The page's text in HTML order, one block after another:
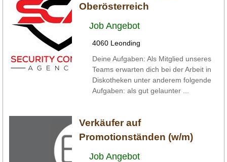
Oberösterreich
Job Angebot
4060 Leonding
Deine Aufgaben: Als Mitglied unseres
Teams erwarten dich bei der Arbeit in
Diskotheken unter anderem folgende
Aufgaben: als gut gelaunter ...
Verkäufer auf
Promotionständen (w/m)
Job Angebot